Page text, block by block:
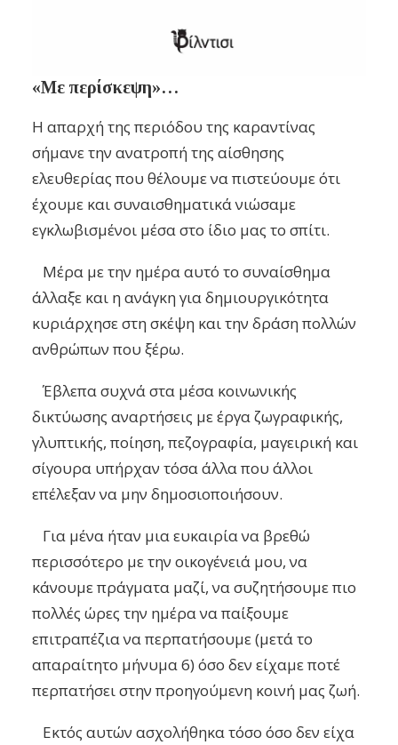
«Με περίσκεψη»…
Η απαρχή της περιόδου της καραντίνας
σήμανε την ανατροπή της αίσθησης
ελευθερίας που θέλουμε να πιστεύουμε ότι
έχουμε και συναισθηματικά νιώσαμε
εγκλωβισμένοι μέσα στο ίδιο μας το σπίτι.
Μέρα με την ημέρα αυτό το συναίσθημα
άλλαξε και η ανάγκη για δημιουργικότητα
κυριάρχησε στη σκέψη και την δράση πολλών
ανθρώπων που ξέρω.
Έβλεπα συχνά στα μέσα κοινωνικής
δικτύωσης αναρτήσεις με έργα ζωγραφικής,
γλυπτικής, ποίηση, πεζογραφία, μαγειρική και
σίγουρα υπήρχαν τόσα άλλα που άλλοι
επέλεξαν να μην δημοσιοποιήσουν.
Για μένα ήταν μια ευκαιρία να βρεθώ
περισσότερο με την οικογένειά μου, να
κάνουμε πράγματα μαζί, να συζητήσουμε πιο
πολλές ώρες την ημέρα να παίξουμε
επιτραπέζια να περπατήσουμε (μετά το
απαραίτητο μήνυμα 6) όσο δεν είχαμε ποτέ
περπατήσει στην προηγούμενη κοινή μας ζωή.
Εκτός αυτών ασχολήθηκα τόσο όσο δεν είχα